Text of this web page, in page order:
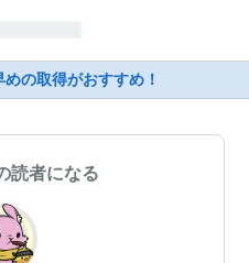
の取得がおすすめ！
読者になる